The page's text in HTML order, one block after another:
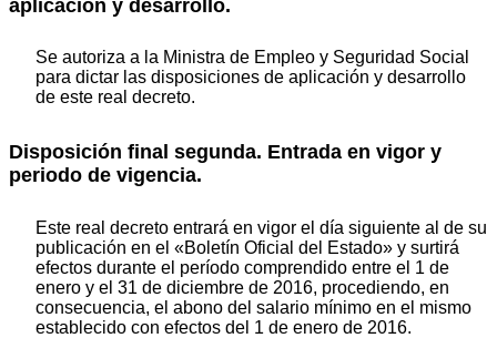
aplicación y desarrollo.
Se autoriza a la Ministra de Empleo y Seguridad Social
para dictar las disposiciones de aplicación y desarrollo
de este real decreto.
Disposición final segunda. Entrada en vigor y
periodo de vigencia.
Este real decreto entrará en vigor el día siguiente al de su
publicación en el «Boletín Oficial del Estado» y surtirá
efectos durante el período comprendido entre el 1 de
enero y el 31 de diciembre de 2016, procediendo, en
consecuencia, el abono del salario mínimo en el mismo
establecido con efectos del 1 de enero de 2016.